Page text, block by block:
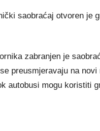
saobraćaj otvoren je
zabranjen je
preusmjeravaju na
autobusi mogu koristiti